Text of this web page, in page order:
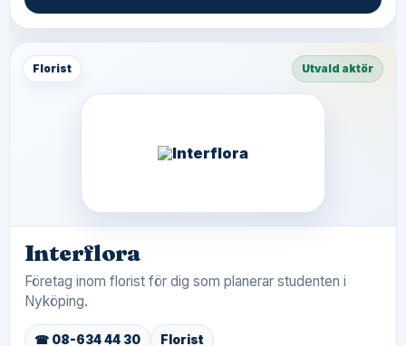
Florist Utvald aktör
Interflora
Företag inom florist för dig som planerar studenten i
Nyköping.
☎ 08-634 44 30 Florist